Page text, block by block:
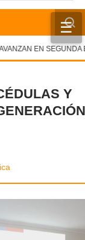
☰
EN SEGUNDA
Y